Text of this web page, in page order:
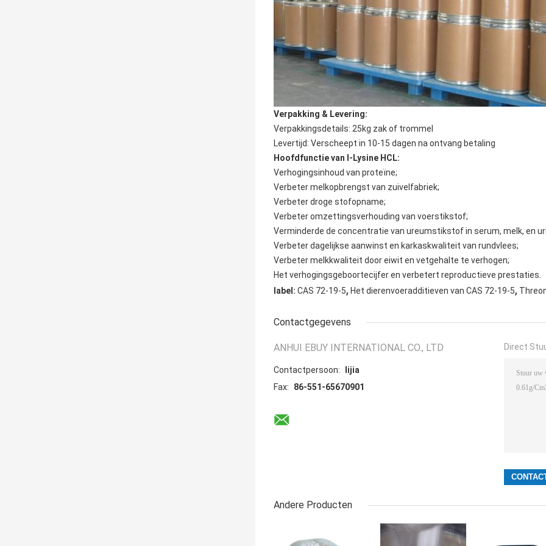
Verpakking & Levering:
Verpakkingsdetails: 25kg zak of trommel
Levertijd: Verscheept in 10-15 dagen na ontvang betaling
Hoofdfunctie van l-Lysine HCL:
Verhogingsinhoud van proteïne;
Verbeter melkopbrengst van zuivelfabriek;
Verbeter droge stofopname;
Verbeter omzettingsverhouding van voerstikstof;
Verminderde de concentratie van ureumstikstof in serum, melk, en
Verbeter dagelijkse aanwinst en karkaskwaliteit van rundvlees;
Verbeter melkkwaliteit door eiwit en vetgehalte te verhogen;
Het verhogingsgeboortecijfer en verbetert reproductieve prestaties.
label: CAS 72-19-5, Het dierenvoeradditieven van CAS 72-19-5,
Contactgegevens
ANHUI EBUY INTERNATIONAL CO., LTD
Contactpersoon:
lijia
Fax:
86-551-65670901
Direct
Andere Producten